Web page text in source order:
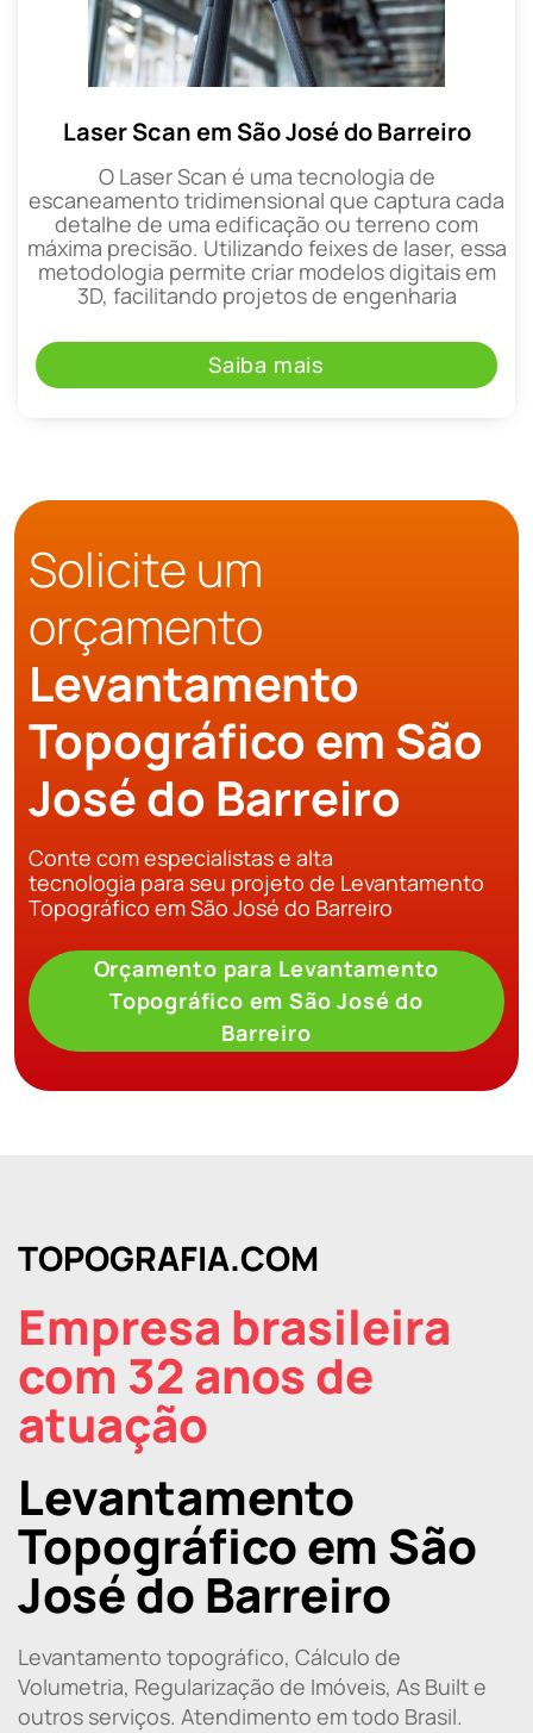
Laser Scan em São José do Barreiro
O Laser Scan é uma tecnologia de
escaneamento tridimensional que captura cada
detalhe de uma edificação ou terreno com
máxima precisão. Utilizando feixes de laser, essa
metodologia permite criar modelos digitais em
3D, facilitando projetos de engenharia
Saiba mais
Solicite um
orçamento
Levantamento
Topográfico em São
José do Barreiro
Conte com especialistas e alta
tecnologia para seu projeto de Levantamento
Topográfico em São José do Barreiro
Orçamento para Levantamento
Topográfico em São José do
Barreiro
TOPOGRAFIA.COM
Empresa brasileira
com 32 anos de
atuação
Levantamento
Topográfico em São
José do Barreiro
Levantamento topográfico, Cálculo de
Volumetria, Regularização de Imóveis, As Built e
outros serviços. Atendimento em todo Brasil.